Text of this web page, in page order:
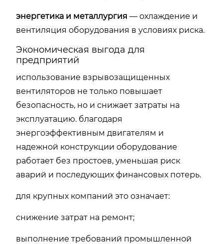
энергетика и металлургия — охлаждение и
вентиляция оборудования в условиях риска.
Экономическая выгода для
предприятий
использование взрывозащищенных
вентиляторов не только повышает
безопасность, но и снижает затраты на
эксплуатацию. благодаря
энергоэффективным двигателям и
надежной конструкции оборудование
работает без простоев, уменьшая риск
аварий и последующих финансовых потерь.
для крупных компаний это означает:
снижение затрат на ремонт;
выполнение требований промышленной